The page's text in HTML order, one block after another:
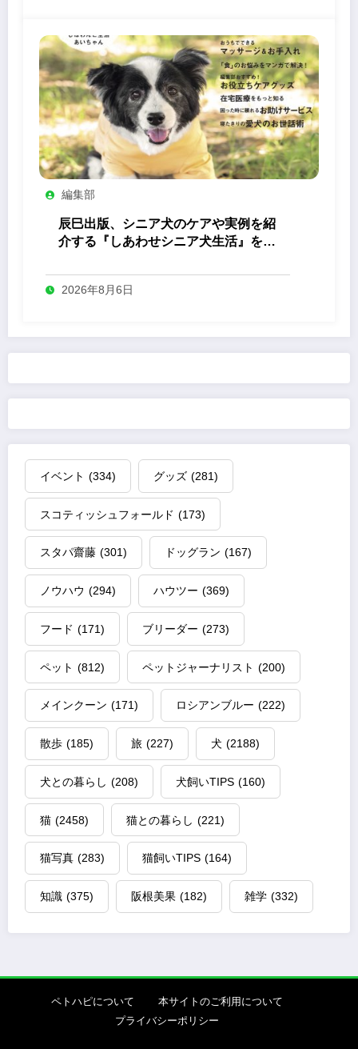
編集部
辰巳出版、シニア犬のケアや実例を紹
介する『しあわせシニア犬生活』を発
2026年8月6日
イベント (334) グッズ (281)
スコティッシュフォールド (173)
スタパ齋藤 (301) ドッグラン (167)
ノウハウ (294) ハウツー (369)
フード (171) ブリーダー (273)
ペット (812) ペットジャーナリスト (200)
メインクーン (171) ロシアンブルー (222)
散歩 (185) 旅 (227) 犬 (2188)
犬との暮らし (208) 犬飼いTIPS (160)
猫 (2458) 猫との暮らし (221)
猫写真 (283) 猫飼いTIPS (164)
知識 (375) 阪根美果 (182) 雑学 (332)
ペトハピについて
本サイトのご利用について
プライバシーポリシー